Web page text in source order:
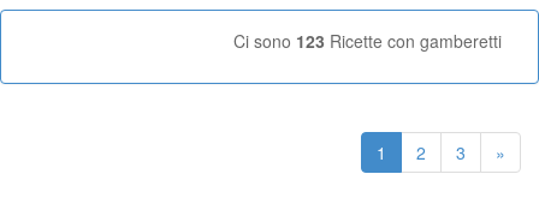
Ci sono 123 Ricette con gamberetti
1 2 3 »